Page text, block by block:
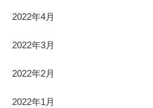
2022年4月
2022年3月
2022年2月
2022年1月